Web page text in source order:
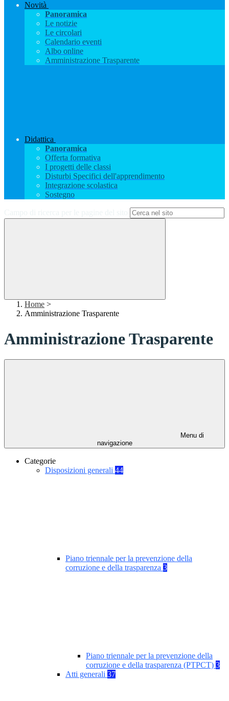
Novità
Panoramica
Le notizie
Le circolari
Calendario eventi
Albo online
Amministrazione Trasparente
Didattica
Panoramica
Offerta formativa
I progetti delle classi
Disturbi Specifici dell'apprendimento
Integrazione scolastica
Sostegno
Home >
Amministrazione Trasparente
Amministrazione Trasparente
Menu di
navigazione
Categorie
Disposizioni generali 44
Piano triennale per la prevenzione della
corruzione e della trasparenza 3
Piano triennale per la prevenzione della
corruzione e della trasparenza (PTPCT) 3
Atti generali 37